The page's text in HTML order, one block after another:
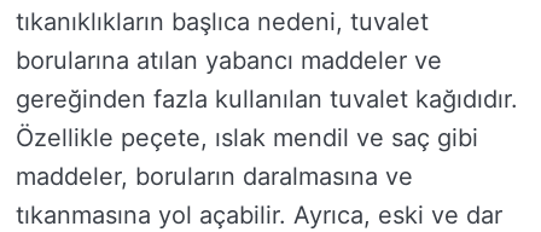
tıkanıklıkların başlıca nedeni, tuvalet
borularına atılan yabancı maddeler ve
gereğinden fazla kullanılan tuvalet kağıdıdır.
Özellikle peçete, ıslak mendil ve saç gibi
maddeler, boruların daralmasına ve
tıkanmasına yol açabilir. Ayrıca, eski ve dar